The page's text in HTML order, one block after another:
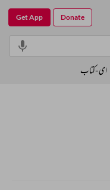
Get App Donate
ای-کتاب